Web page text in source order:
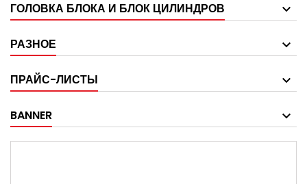
ГОЛОВКА БЛОКА И БЛОК ЦИЛИНДРОВ
РАЗНОЕ
ПРАЙС-ЛИСТЫ
BANNER